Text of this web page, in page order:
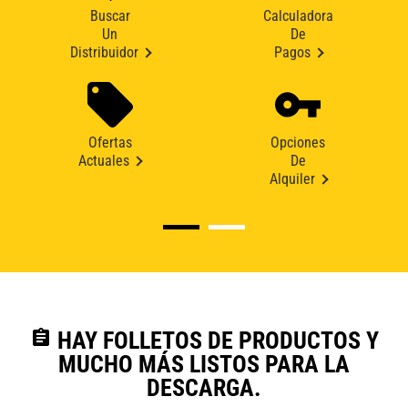
Buscar
Un
Distribuidor
Calculadora
De
Pagos
Ofertas
Actuales
Opciones
De
Alquiler
assignment HAY FOLLETOS DE PRODUCTOS Y
MUCHO MÁS LISTOS PARA LA
DESCARGA.